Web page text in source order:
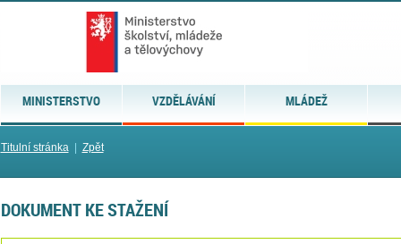
MINISTERSTVO VZDĚLÁVÁNÍ MLÁDEŽ
Titulní stránka| Zpět
DOKUMENT KE STAŽENÍ